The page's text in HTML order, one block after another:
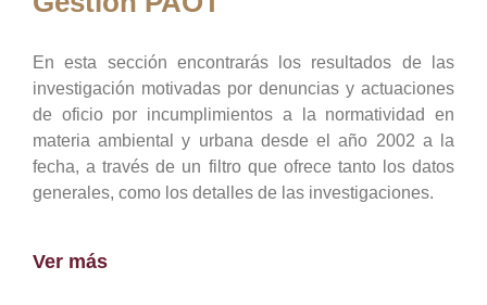
En esta sección encontrarás los resultados de las
investigación motivadas por denuncias y actuaciones
de oficio por incumplimientos a la normatividad en
materia ambiental y urbana desde el año 2002 a la
fecha, a través de un filtro que ofrece tanto los datos
generales, como los detalles de las investigaciones.
Ver más